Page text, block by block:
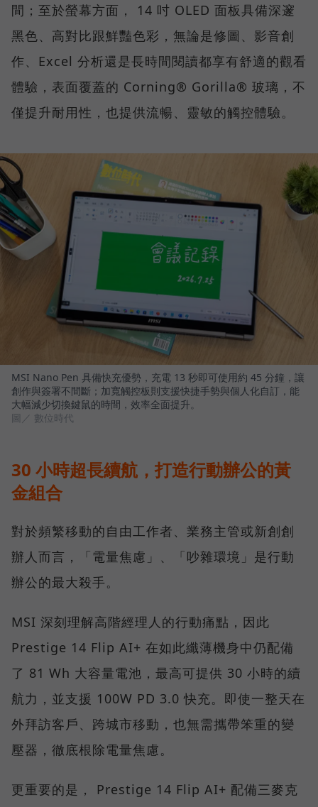
間；至於螢幕方面， 14 吋 OLED 面板具備深邃
黑色、高對比跟鮮豔色彩，無論是修圖、影音創
作、Excel 分析還是長時間閱讀都享有舒適的觀看
體驗，表面覆蓋的 Corning® Gorilla® 玻璃，不
僅提升耐用性，也提供流暢、靈敏的觸控體驗。
MSI Nano Pen 具備快充優勢，充電 13 秒即可使用約 45 分鐘，讓
創作與簽署不間斷；加寬觸控板則支援快捷手勢與個人化自訂，能
大幅減少切換鍵鼠的時間，效率全面提升。
圖／ 數位時代
30 小時超長續航，打造行動辦公的黃
金組合
對於頻繁移動的自由工作者、業務主管或新創創
辦人而言，「電量焦慮」、「吵雜環境」是行動
辦公的最大殺手。
MSI 深刻理解高階經理人的行動痛點，因此
Prestige 14 Flip AI+ 在如此纖薄機身中仍配備
了 81 Wh 大容量電池，最高可提供 30 小時的續
航力，並支援 100W PD 3.0 快充。即使一整天在
外拜訪客戶、跨城市移動，也無需攜帶笨重的變
壓器，徹底根除電量焦慮。
更重要的是， Prestige 14 Flip AI+ 配備三麥克